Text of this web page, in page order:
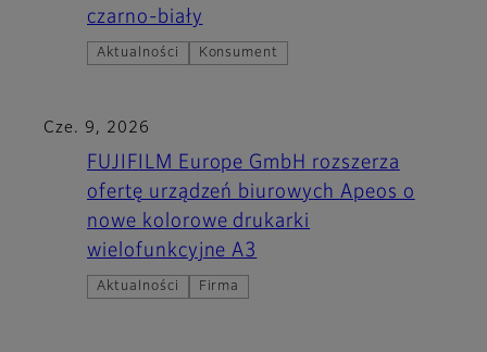
czarno-biały
Aktualności Konsument
Cze. 9, 2026
FUJIFILM Europe GmbH rozszerza
ofertę urządzeń biurowych Apeos o
nowe kolorowe drukarki
wielofunkcyjne A3
Aktualności Firma